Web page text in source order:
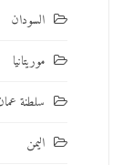
السودان
موريتانيا
سلطنة
اليمن